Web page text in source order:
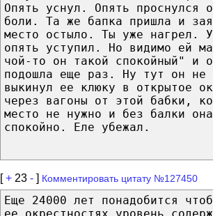
Опять уснул. Опять проснулся
боли. Та же бапка пришла и
место остыло. Ты уже нагрел.
опять уступил. Но видимо ей
чой-то он такой спокойный" и
подошла еще раз. Ну тут он не
выкинул ее клюку в открытое
через вагоны от этой бабки,
место не нужно и без балки
спокойно. Еле убежал.
[+ 23 - ] Комментировать цитату №127450
Еще 24000 лет понадобится
ее окрестностях уровень